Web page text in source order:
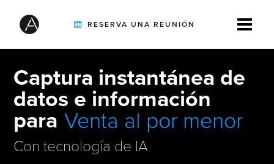
RESERVA UNA REUNIÓN
TIREBUDDY
SOLUCIONES
Captura instantánea de
datos e información
para
Automoción
Venta al por menor
Logística
Con tecnología de IA